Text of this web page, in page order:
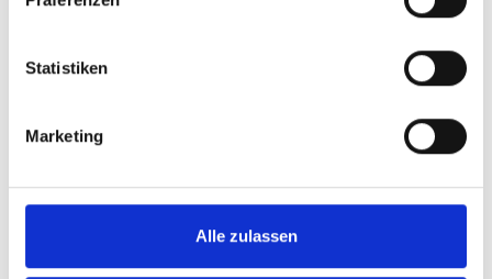
Statistiken
Marketing
Alle zulassen